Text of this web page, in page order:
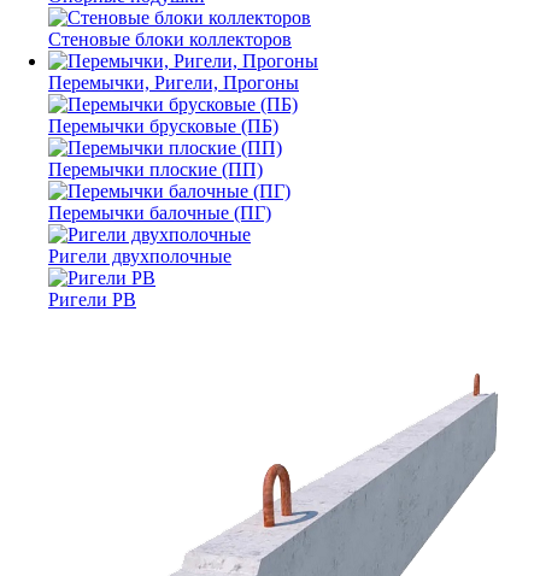
Стеновые блоки коллекторов
Перемычки, Ригели, Прогоны
Перемычки брусковые (ПБ)
Перемычки плоские (ПП)
Перемычки балочные (ПГ)
Ригели двухполочные
Ригели РВ